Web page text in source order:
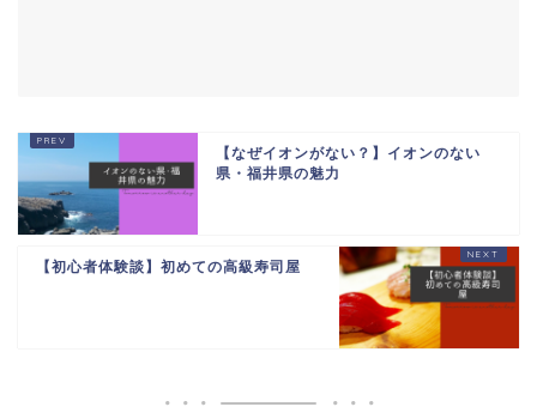
【なぜイオンがない？】イオンのない
県・福井県の魅力
【初心者体験談】初めての高級寿司屋